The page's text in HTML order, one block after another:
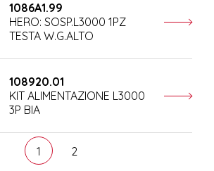
1086A1.99
HERO: SOSP.L3000 1PZ
TESTA W.G.ALTO
108920.01
KIT ALIMENTAZIONE L3000
3P BIA
1 2